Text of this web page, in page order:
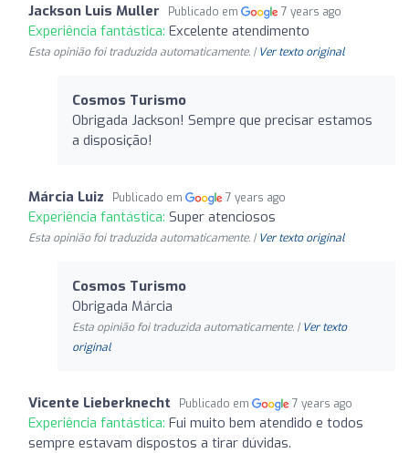
Jackson Luis Muller Publicado em 7 years ago
Experiência fantástica: Excelente atendimento
Esta opinião foi traduzida automaticamente. | Ver texto original
Cosmos Turismo
Obrigada Jackson! Sempre que precisar estamos
a disposição!
Márcia Luiz Publicado em 7 years ago
Experiência fantástica: Super atenciosos
Esta opinião foi traduzida automaticamente. | Ver texto original
Cosmos Turismo
Obrigada Márcia
Esta opinião foi traduzida automaticamente. | Ver texto
original
Vicente Lieberknecht Publicado em 7 years ago
Experiência fantástica: Fui muito bem atendido e todos
sempre estavam dispostos a tirar dúvidas.